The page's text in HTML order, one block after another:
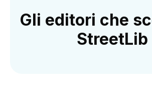
Gli editori che
StreetLib